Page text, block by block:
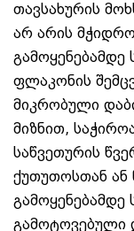
თავსახურის
არ არის
გამოყენებამდე
ფლაკონის
მიკრობული
მიზნით,
საწვეთურის
ქუთუთოსთან ან
გამოტოვებული